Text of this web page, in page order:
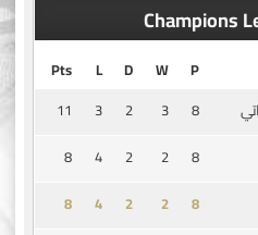
Champions
P
W
D
L
Pts
8
3
2
3
11
8
2
2
4
8
8
2
2
4
8